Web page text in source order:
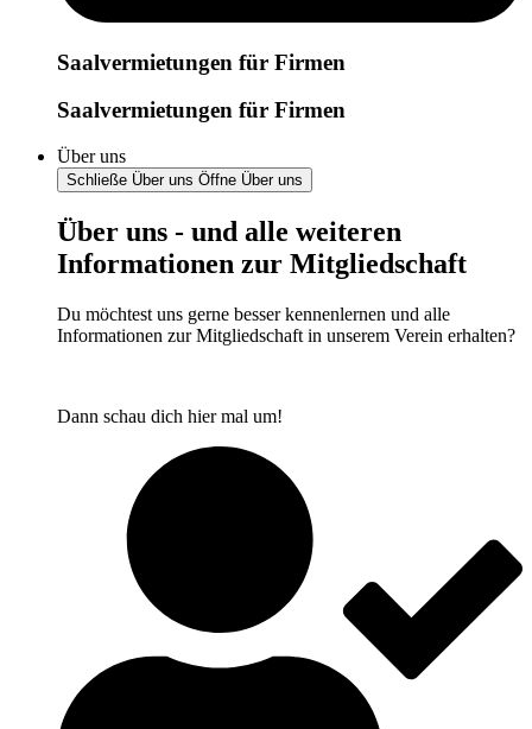
Saalvermietungen für Firmen
Saalvermietungen für Firmen
Über uns
Schließe Über uns Öffne Über uns
Über uns - und alle weiteren
Informationen zur Mitgliedschaft
Du möchtest uns gerne besser kennenlernen und alle
Informationen zur Mitgliedschaft in unserem Verein erhalten?
Dann schau dich hier mal um!